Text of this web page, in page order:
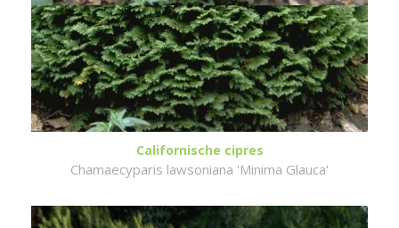
Californische cipres
Chamaecyparis lawsoniana 'Minima Glauca'